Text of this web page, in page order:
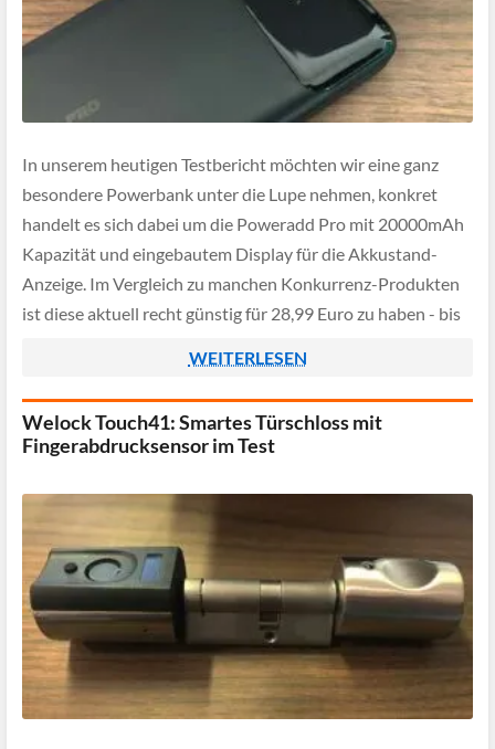
In unserem heutigen Testbericht möchten wir eine ganz
besondere Powerbank unter die Lupe nehmen, konkret
handelt es sich dabei um die Poweradd Pro mit 20000mAh
Kapazität und eingebautem Display für die Akkustand-
Anzeige. Im Vergleich zu manchen Konkurrenz-Produkten
ist diese aktuell recht günstig für 28,99 Euro zu haben - bis
WEITERLESEN
Welock Touch41: Smartes Türschloss mit
Fingerabdrucksensor im Test